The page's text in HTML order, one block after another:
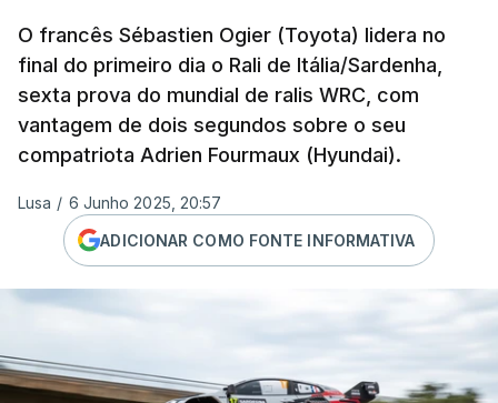
O francês Sébastien Ogier (Toyota) lidera no
final do primeiro dia o Rali de Itália/Sardenha,
sexta prova do mundial de ralis WRC, com
vantagem de dois segundos sobre o seu
compatriota Adrien Fourmaux (Hyundai).
Lusa / 6 Junho 2025, 20:57
ADICIONAR COMO FONTE INFORMATIVA